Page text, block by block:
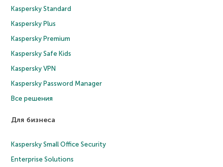
Kaspersky Standard
Kaspersky Plus
Kaspersky Premium
Kaspersky Safe Kids
Kaspersky VPN
Kaspersky Password Manager
Все решения
Для бизнеса
Kaspersky Small Office Security
Enterprise Solutions